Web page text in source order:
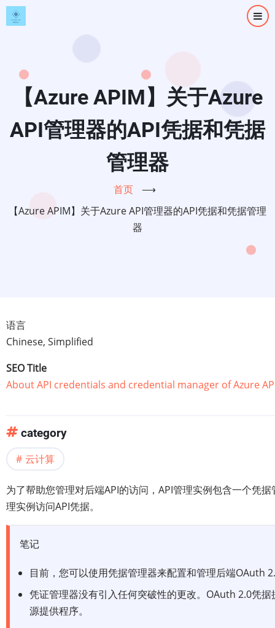
跳
转
【Azure APIM】关于Azure
API管理器的API凭据和凭据
管理器
首页
⟶
【Azure APIM】关于Azure API管理器的API凭据和凭据管理
器
语言
Chinese, Simplified
SEO Title
About API credentials and credential manager of Azure
category
云计算
为了帮助您管理对后端API的访问，API管理实例包含一个凭
理实例访问API凭据。
笔记
目前，您可以使用凭据管理器来配置和管理后端OAuth
凭证管理器没有引入任何突破性的更改。OAuth 2.0凭
源提供程序。